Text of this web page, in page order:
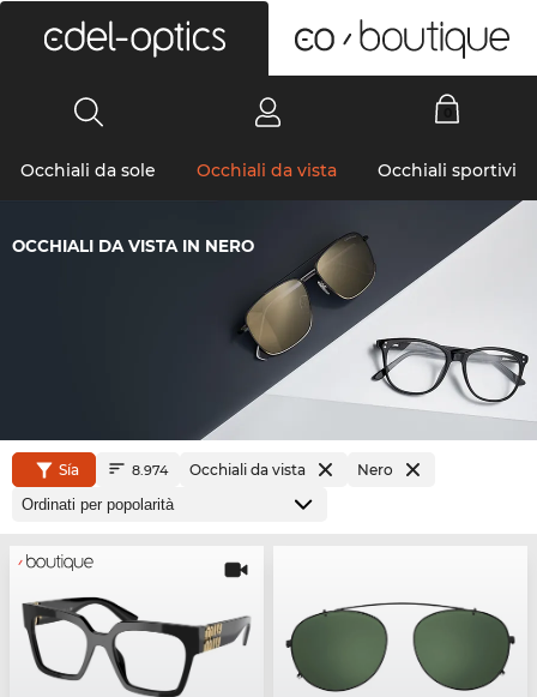
Occhiali da sole Occhiali da vista Occhiali sportivi
OCCHIALI DA VISTA IN NERO
Sía 8.974 Occhiali da vista Nero